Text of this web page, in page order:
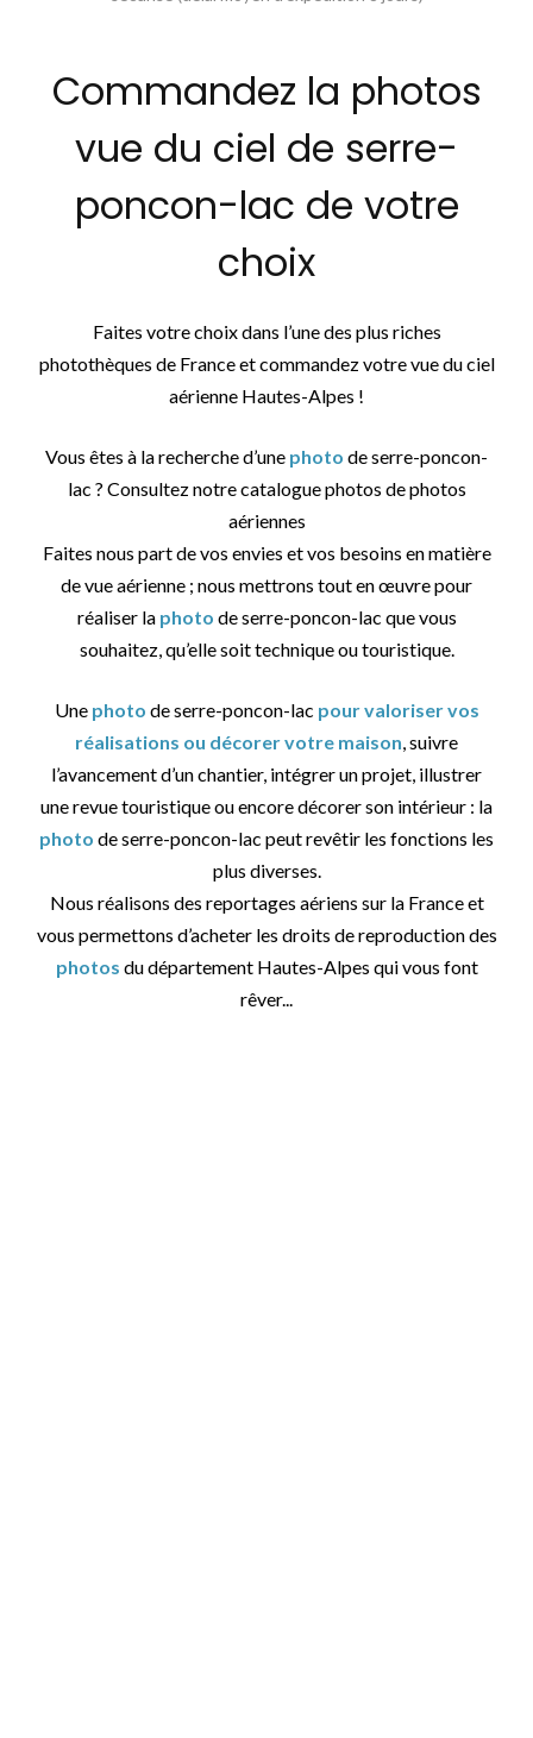
Commandez la photos
vue du ciel de serre-
poncon-lac de votre
choix
Faites votre choix dans l’une des plus riches
photothèques de France et commandez votre vue du ciel
aérienne Hautes-Alpes !
Vous êtes à la recherche d’une photo de serre-poncon-
lac ? Consultez notre catalogue photos de photos
aériennes
Faites nous part de vos envies et vos besoins en matière
de vue aérienne ; nous mettrons tout en œuvre pour
réaliser la photo de serre-poncon-lac que vous
souhaitez, qu’elle soit technique ou touristique.
Une photo de serre-poncon-lac pour valoriser vos
réalisations ou décorer votre maison, suivre
l’avancement d’un chantier, intégrer un projet, illustrer
une revue touristique ou encore décorer son intérieur : la
photo de serre-poncon-lac peut revêtir les fonctions les
plus diverses.
Nous réalisons des reportages aériens sur la France et
vous permettons d’acheter les droits de reproduction des
photos du département Hautes-Alpes qui vous font
rêver...